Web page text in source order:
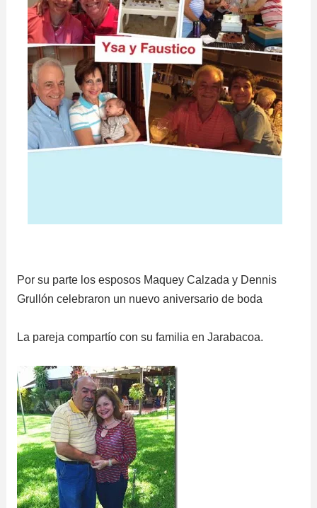
Por su parte los esposos Maquey Calzada y Dennis
Grullón celebraron un nuevo aniversario de boda
La pareja compartío con su familia en Jarabacoa.